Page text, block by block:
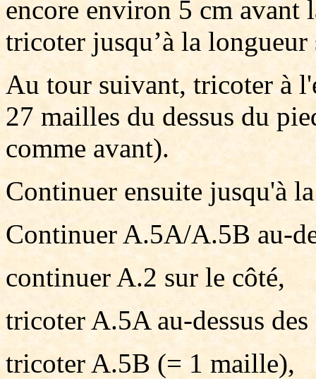
encore environ 5 cm avant
tricoter jusqu’à la longueur
Au tour suivant, tricoter à
27 mailles du dessus du
comme avant).
Continuer ensuite jusqu'à
Continuer A.5A/A.5B au-
continuer A.2 sur le côté,
tricoter A.5A au-dessus
tricoter A.5B (= 1 maille),